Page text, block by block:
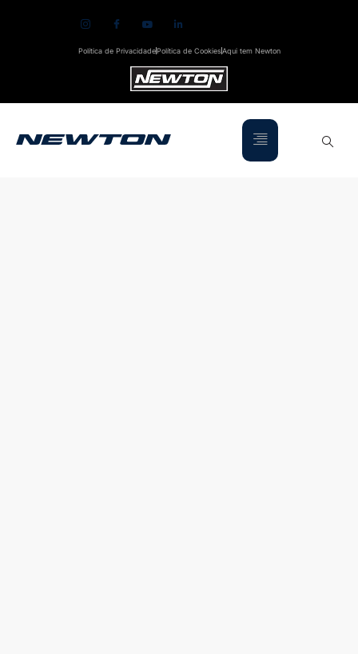
Política de PrivacidadePolítica de CookiesAqui tem Newton